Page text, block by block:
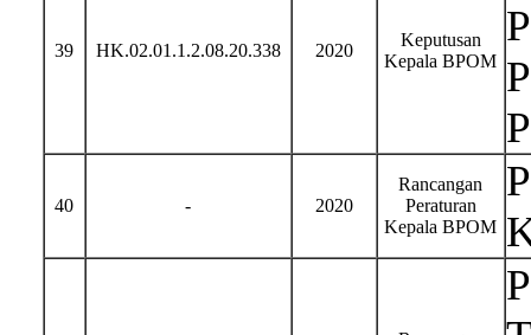
39 HK.02.01.1.2.08.20.338 2020
Keputusan
Kepala BPOM
40 - 2020
Rancangan
Peraturan
Kepala BPOM